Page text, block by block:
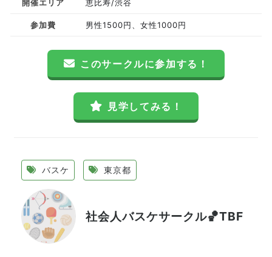
開催エリア 恵比寿/渋谷
参加費 男性1500円、女性1000円
このサークルに参加する！
見学してみる！
バスケ 東京都
社会人バスケサークル🏀TBF